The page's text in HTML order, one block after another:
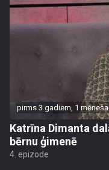
pirms 3 gadiem, 1 mēneša
Katrīna Dimanta
bērnu ģimenē
4. epizode